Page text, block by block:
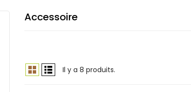
Accessoire
Il y a 8 produits.